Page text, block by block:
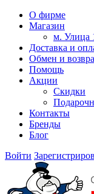
О фирме
Магазин
м. Улица
Доставка и
Обмен и
Помощь
Акции
Скидки
Контакты
Бренды
Блог
Войти